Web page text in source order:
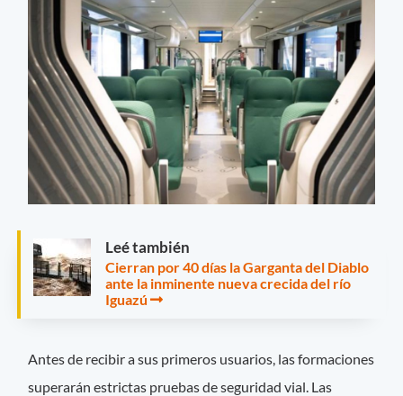
Leé también
Cierran por 40 días la Garganta del Diablo
ante la inminente nueva crecida del río
Iguazú
Antes de recibir a sus primeros usuarios, las formaciones
superarán estrictas pruebas de seguridad vial. Las